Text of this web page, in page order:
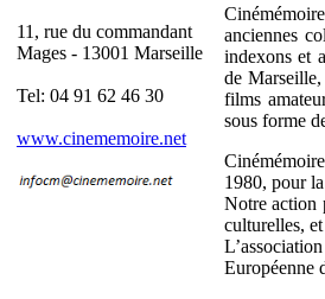
anciennes
indexons et
de
films
sous forme
1980, pour
Notre action
culturelles,
Européenne
11, rue du commandant
Mages - 13001 Marseille
Tel: 04 91 62 46 30
www.cinememoire.net